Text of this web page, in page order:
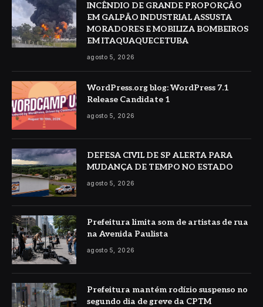
INCÊNDIO DE GRANDE PROPORÇÃO
EM GALPÃO INDUSTRIAL ASSUSTA
MORADORES E MOBILIZA BOMBEIROS
EM ITAQUAQUECETUBA
agosto 5, 2026
WordPress.org blog: WordPress 7.1
Release Candidate 1
agosto 5, 2026
DEFESA CIVIL DE SP ALERTA PARA
MUDANÇA DE TEMPO NO ESTADO
agosto 5, 2026
Prefeitura limita som de artistas de rua
na Avenida Paulista
agosto 5, 2026
Prefeitura mantém rodízio suspenso no
segundo dia de greve da CPTM